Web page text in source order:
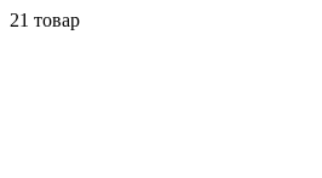
21 товар